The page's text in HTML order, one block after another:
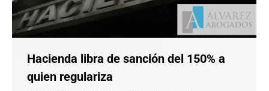
Hacienda libra de sanción del 150% a
quien regulariza